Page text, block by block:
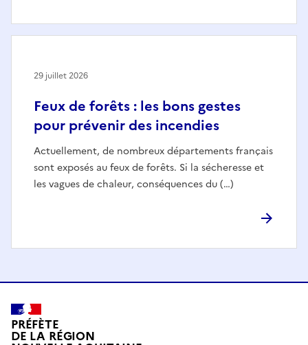
Feux de forêts : les bons gestes
pour prévenir des incendies
Actuellement, de nombreux départements français
sont exposés au feux de forêts. Si la sécheresse et
les vagues de chaleur, conséquences du (…)
29 juillet 2026
PRÉFÈTE
DE LA RÉGION